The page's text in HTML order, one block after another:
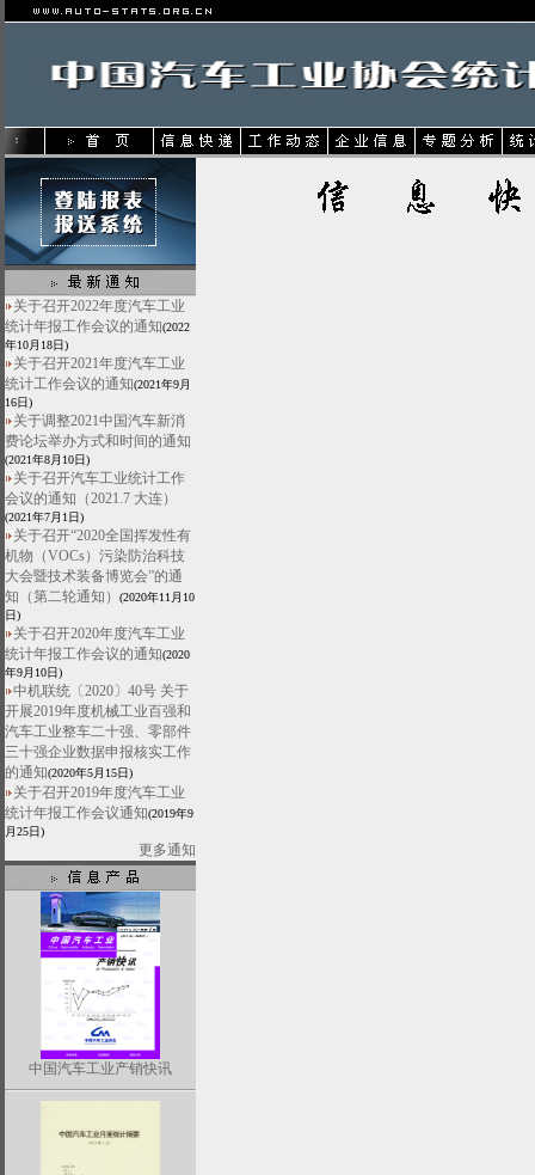
关于召开2022年度汽车工业
统计年报工作会议的通知(2022
年10月18日)
关于召开2021年度汽车工业
统计工作会议的通知(2021年9月
16日)
关于调整2021中国汽车新消
费论坛举办方式和时间的通知
(2021年8月10日)
关于召开汽车工业统计工作
会议的通知（2021.7 大连）
(2021年7月1日)
关于召开“2020全国挥发性有
机物（VOCs）污染防治科技
大会暨技术装备博览会”的通
知（第二轮通知）
(2020年11月10
日)
关于召开2020年度汽车工业
统计年报工作会议的通知(2020
年9月10日)
中机联统〔2020〕40号 关于
开展2019年度机械工业百强和
汽车工业整车二十强、零部件
三十强企业数据申报核实工作
的通知(2020年5月15日)
关于召开2019年度汽车工业
统计年报工作会议通知(2019年9
月25日)
更多通知
中国汽车工业产销快讯